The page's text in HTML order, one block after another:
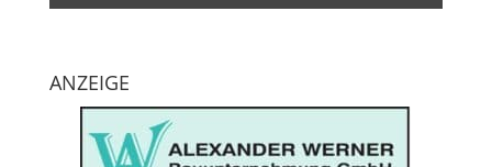
ANZEIGE